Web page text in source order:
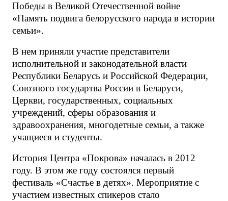
Победы в Великой Отечественной войне
«Память подвига белорусского народа в истории
семьи».
В нем приняли участие представители
исполнительной и законодательной власти
Республики Беларусь и Российской Федерации,
Союзного государтва России в Беларуси,
Церкви, государственных, социальных
учреждений, сферы образования и
здравоохранения, многодетные семьи, а также
учащиеся и студенты.
История Центра «Покрова» началась в 2012
году. В этом же году состоялся первый
фестиваль «Счастье в детях». Мероприятие с
участием известных спикеров стало